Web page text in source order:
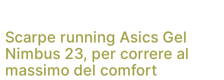
Scarpe running Asics Gel
Nimbus 23, per correre al
massimo del comfort